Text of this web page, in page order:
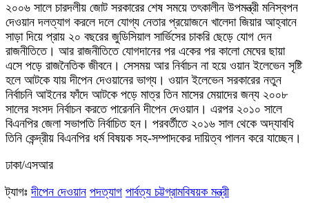
২০০৬ সালে চারদলীয় জোট সরকারের শেষ সময়ে তৎকালীন উপমন্ত্রী মনিস্বপন
দেওয়ান দলত্যাগ করলে দলে যোগ্য নেতার প্রয়োজনে খালেদা জিয়ার আহ্বানে
সাড়া দিয়ে প্রায় ২০ বছরের জুডিসিয়াল সার্ভিসের চাকরি ছেড়ে যোগ দেন
রাজনীতিতে। আর রাজনীতিতে যোগদানের পর একের পর কালো মেঘের ছায়া
এসে পড়ে রাজনৈতিক জীবনে। সেসময় আর নির্বাচন না হয়ে ওয়ান ইলেভেন সৃষ্টি
হলে আটকে যায় দীপেন দেওয়ানের ভাগ্য। ওয়ান ইলেভেন সরকারের নতুন
নির্বাচনি আইনের ফাঁদে আটকে পড়ে মাত্র তিন মাসের মেয়াদের জন্য ২০০৮
সালের সংসদ নির্বাচন করতে পারেননি দীপেন দেওয়ান। এরপর ২০১০ সালে
বিএনপির জেলা সভাপতি নির্বাচিত হন। পরবর্তীতে ২০১৬ সাল থেকে অদ্যাবধি
তিনি কেন্দ্রীয় বিএনপির ধর্ম বিষয়ক সহ-সম্পাদকের দায়িত্ব পালন করে যাচ্ছেন।
ঢাকা/এসআর
ট্যাগঃদীপেন দেওয়ান পদত্যাগ পার্বত্য চট্টগ্রামবিষয়ক মন্ত্রী